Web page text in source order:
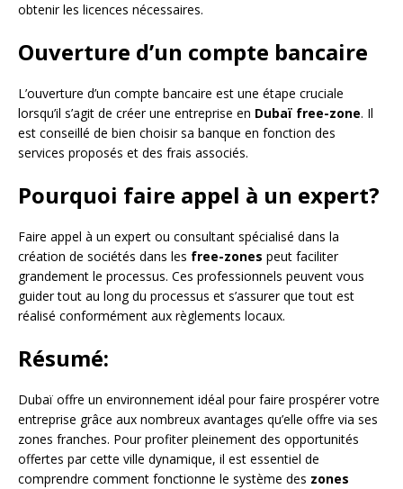
obtenir les licences nécessaires.
Ouverture d’un compte bancaire
L’ouverture d’un compte bancaire est une étape cruciale
lorsqu’il s’agit de créer une entreprise en Dubaï free-zone. Il
est conseillé de bien choisir sa banque en fonction des
services proposés et des frais associés.
Pourquoi faire appel à un expert?
Faire appel à un expert ou consultant spécialisé dans la
création de sociétés dans les free-zones peut faciliter
grandement le processus. Ces professionnels peuvent vous
guider tout au long du processus et s’assurer que tout est
réalisé conformément aux règlements locaux.
Résumé:
Dubaï offre un environnement idéal pour faire prospérer votre
entreprise grâce aux nombreux avantages qu’elle offre via ses
zones franches. Pour profiter pleinement des opportunités
offertes par cette ville dynamique, il est essentiel de
comprendre comment fonctionne le système des zones